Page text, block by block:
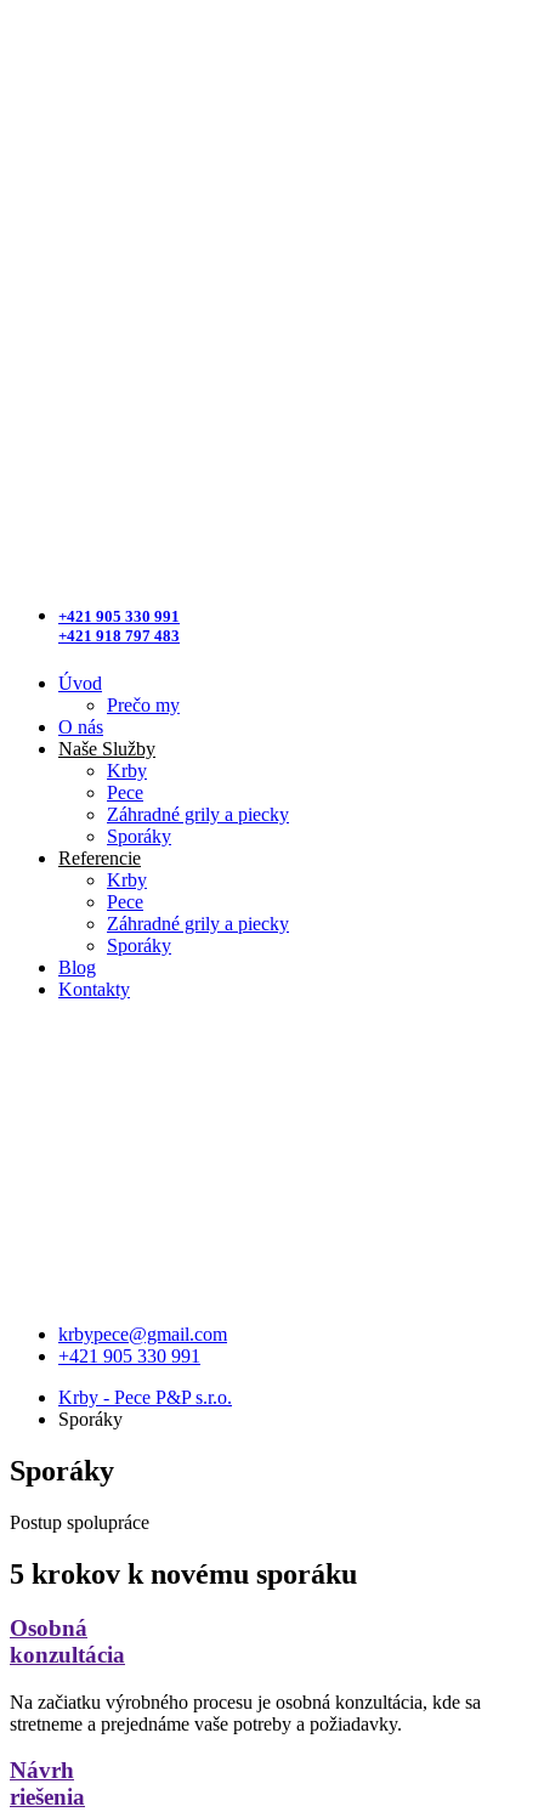
+421 905 330 991
+421 918 797 483
Úvod
Prečo my
O nás
Naše Služby
Krby
Pece
Záhradné grily a piecky
Sporáky
Referencie
Krby
Pece
Záhradné grily a piecky
Sporáky
Blog
Kontakty
krbypece@gmail.com
+421 905 330 991
Krby - Pece P&P s.r.o.
Sporáky
Sporáky
Postup spolupráce
5 krokov k novému sporáku
Osobná
konzultácia
Na začiatku výrobného procesu je osobná konzultácia, kde sa
stretneme a prejednáme vaše potreby a požiadavky.
Návrh
riešenia